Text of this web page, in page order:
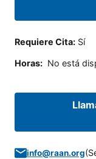
Requiere Cita: Sí
Horas: No está
info@raan.org(